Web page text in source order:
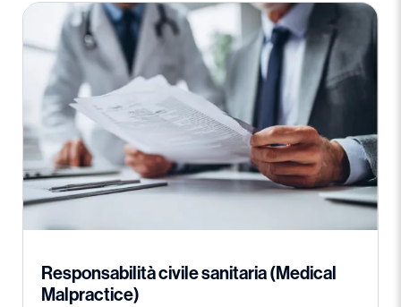
Responsabilità civile sanitaria (Medical
Malpractice)